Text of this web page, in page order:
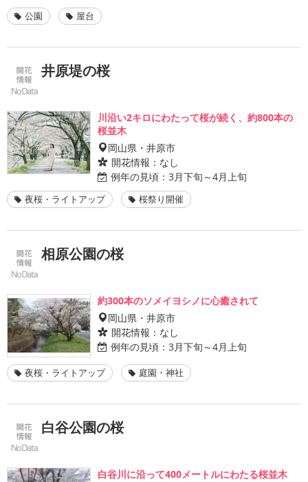
公園 屋台
井原堤の桜
川沿い2キロにわたって桜が続く、約800本の
桜並木
岡山県・井原市
開花情報： なし
例年の見頃： 3月下旬～4月上旬
夜桜・ライトアップ 桜祭り開催
相原公園の桜
約300本のソメイヨシノに心癒されて
岡山県・井原市
開花情報： なし
例年の見頃： 3月下旬～4月上旬
夜桜・ライトアップ 庭園・神社
白谷公園の桜
白谷川に沿って400メートルにわたる桜並木